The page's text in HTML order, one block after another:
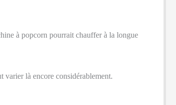
à popcorn pourrait chauffer à la longue
varier là encore considérablement.